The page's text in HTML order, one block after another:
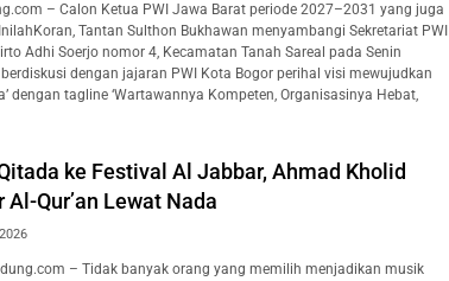
– Calon Ketua PWI Jawa Barat periode 2027–2031 yang juga
Tantan Sulthon Bukhawan menyambangi Sekretariat PWI
Adhi Soerjo nomor 4, Kecamatan Tanah Sareal pada Senin
dengan jajaran PWI Kota Bogor perihal visi mewujudkan
dengan tagline ‘Wartawannya Kompeten, Organisasinya Hebat,
ke Festival Al Jabbar, Ahmad Kholid
Qur’an Lewat Nada
– Tidak banyak orang yang memilih menjadikan musik